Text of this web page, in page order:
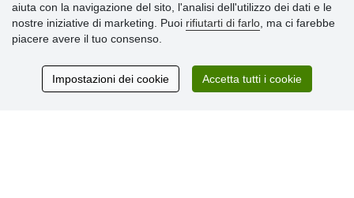
» Consegna e pagamento
» Garanzia e resi
» Programma fedeltà
Recensioni
aiuta con la navigazione del sito, l'analisi dell'utilizzo dei dati e le
nostre iniziative di marketing. Puoi rifiutarti di farlo , ma ci farebbe
piacere avere il tuo consenso.
Impostazioni dei cookie Accetta tutti i cookie